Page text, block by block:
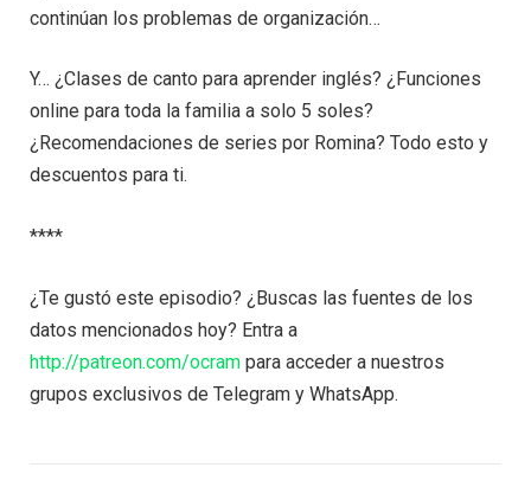
continúan los problemas de organización…
Y… ¿Clases de canto para aprender inglés? ¿Funciones
online para toda la familia a solo 5 soles?
¿Recomendaciones de series por Romina? Todo esto y
descuentos para ti.
****
¿Te gustó este episodio? ¿Buscas las fuentes de los
datos mencionados hoy? Entra a
http://patreon.com/ocram para acceder a nuestros
grupos exclusivos de Telegram y WhatsApp.